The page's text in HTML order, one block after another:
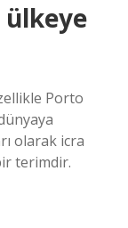
ülkeye
Porto
olarak icra
terimdir.